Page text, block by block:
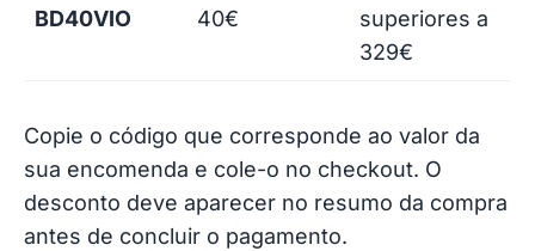
BD40VIO 40€
superiores a
329€
Copie o código que corresponde ao valor da
sua encomenda e cole-o no checkout. O
desconto deve aparecer no resumo da compra
antes de concluir o pagamento.